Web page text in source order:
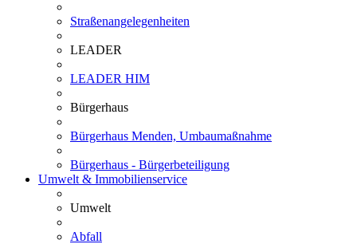
Straßenangelegenheiten
LEADER
LEADER HIM
Bürgerhaus
Bürgerhaus Menden, Umbaumaßnahme
Bürgerhaus - Bürgerbeteiligung
Umwelt & Immobilienservice
Umwelt
Abfall